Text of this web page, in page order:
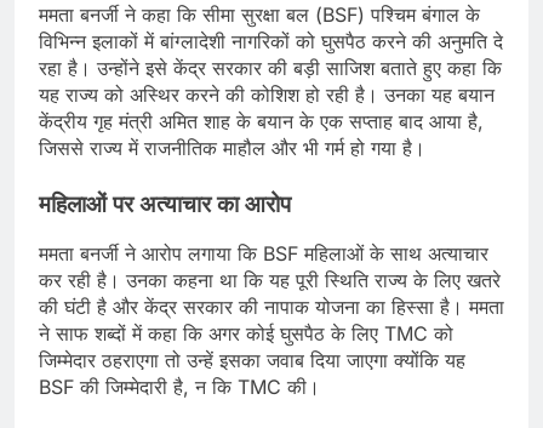
ममता बनर्जी ने कहा कि सीमा सुरक्षा बल (BSF) पश्चिम बंगाल के
विभिन्न इलाकों में बांग्लादेशी नागरिकों को घुसपैठ करने की अनुमति दे
रहा है। उन्होंने इसे केंद्र सरकार की बड़ी साजिश बताते हुए कहा कि
यह राज्य को अस्थिर करने की कोशिश हो रही है। उनका यह बयान
केंद्रीय गृह मंत्री अमित शाह के बयान के एक सप्ताह बाद आया है,
जिससे राज्य में राजनीतिक माहौल और भी गर्म हो गया है।
महिलाओं पर अत्याचार का आरोप
ममता बनर्जी ने आरोप लगाया कि BSF महिलाओं के साथ अत्याचार
कर रही है। उनका कहना था कि यह पूरी स्थिति राज्य के लिए खतरे
की घंटी है और केंद्र सरकार की नापाक योजना का हिस्सा है। ममता
ने साफ शब्दों में कहा कि अगर कोई घुसपैठ के लिए TMC को
जिम्मेदार ठहराएगा तो उन्हें इसका जवाब दिया जाएगा क्योंकि यह
BSF की जिम्मेदारी है, न कि TMC की।